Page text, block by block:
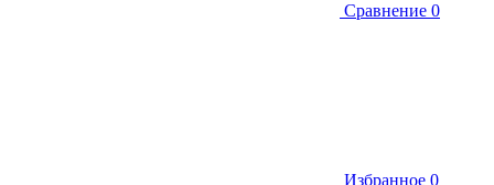
Сравнение 0
Избранное 0